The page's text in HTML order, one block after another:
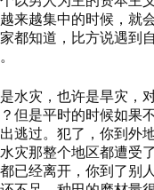
来越集中的时候，就
都知道，比方说遇到
水灾，也许是旱灾，
但是平时的时候如果
逃过。犯了，你到外
灾那整个地区都遭受
已经离开，你到了别